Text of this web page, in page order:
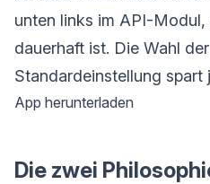
unten links im API-
dauerhaft ist. Die Wahl
Standardeinstellung spart
App herunterladen
Die zwei